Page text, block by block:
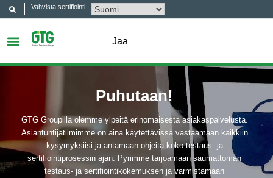
Vahvista sertifiointi
Jaa
Puhutaan!
GTG Groupilla olemme ylpeitä erinomaisesta asiakaspalvelusta.
Asiantuntijatiimimme on aina käytettävissä vastaamaan kaikkiin
kysymyksiisi ja antamaan ohjeita koko testaus- ja
sertifiointiprosessin ajan. Pyrimme tarjoamaan saumattoman
testaus- ja sertifiointikokemuksen ja varmistamaan